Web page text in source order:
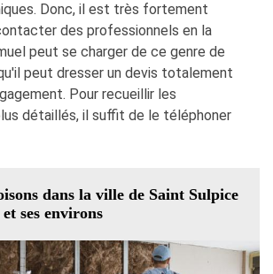
Donc, il est très fortement
des professionnels en la
peut se charger de ce genre de
peut dresser un devis totalement
Pour recueillir les
détaillés, il suffit de le téléphoner
dans la ville de Saint Sulpice
ses environs